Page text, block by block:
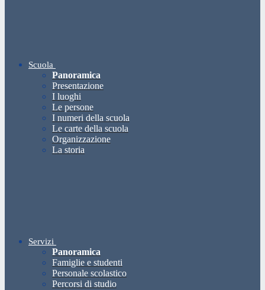
Scuola
Panoramica
Presentazione
I luoghi
Le persone
I numeri della scuola
Le carte della scuola
Organizzazione
La storia
Servizi
Panoramica
Famiglie e studenti
Personale scolastico
Percorsi di studio